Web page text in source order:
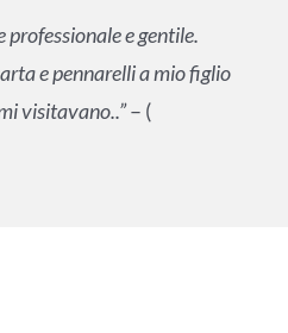
e gentile.
e pennarelli a mio figlio
visitavano..”– (